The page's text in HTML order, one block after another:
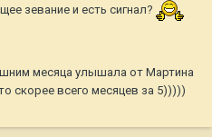
зевание и есть сигнал?
месяца улышала от Мартина
скорее всего месяцев за 5)))))